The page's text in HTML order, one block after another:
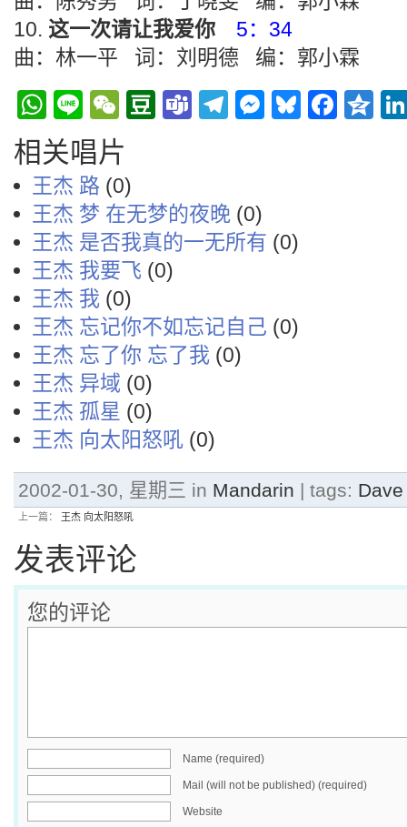
这一次请让我爱你
5：34
曲：林一平 词：刘明德 编：郭小霖
WhatsApp
LineWeChat
Douban
TeamsTelegramBluesky
相关唱片
王杰 路 (0)
王杰 梦 在无梦的夜晚 (0)
王杰 是否我真的一无所有 (0)
王杰 我要飞 (0)
王杰 我 (0)
王杰 忘记你不如忘记自己 (0)
王杰 忘了你 忘了我 (0)
王杰 异域 (0)
王杰 孤星 (0)
王杰 向太阳怒吼 (0)
2002-01-30, 星期三 in Mandarin | tags:
上一篇： 王杰 向太阳怒吼
发表评论
您的评论
Name (required)
Mail (will not be published) (required)
Website